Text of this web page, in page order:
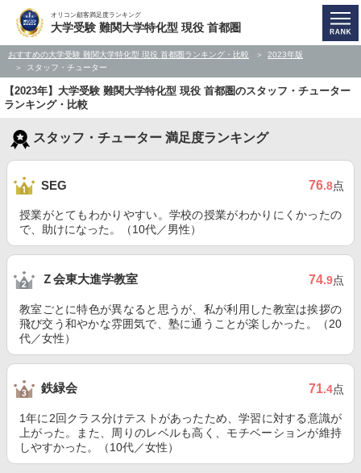
オリコン顧客満足度ランキング
大学受験 難関大学特化型 現役 首都圏
おすすめの大学受験 難関大学特化型 現役 首都圏ランキング・比較
2023年版
スタッフ・チューター
【2023年】大学受験 難関大学特化型 現役 首都圏のスタッフ・チューター
ランキング・比較
スタッフ・チューター 満足度ランキング
SEG 76.8点
授業がとてもわかりやすい。学校の授業がわかりにくかったの
で、助けになった。（10代／男性）
Ｚ会東大進学教室 74.9点
教室ごとに特色が異なると思うが、私が利用した教室は挨拶の
飛び交う和やかな雰囲気で、塾に通うことが楽しかった。（20
代／女性）
鉄緑会 71.4点
1年に2回クラス分けテストがあったため、学習に対する意識が
上がった。また、周りのレベルも高く、モチベーションが維持
しやすかった。（10代／女性）